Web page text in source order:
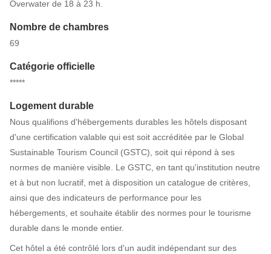
Overwater de 18 à 23 h.
Nombre de chambres
69
Catégorie officielle
*****
Logement durable
Nous qualifions d'hébergements durables les hôtels disposant
d'une certification valable qui est soit accréditée par le Global
Sustainable Tourism Council (GSTC), soit qui répond à ses
normes de manière visible. Le GSTC, en tant qu'institution neutre
et à but non lucratif, met à disposition un catalogue de critères,
ainsi que des indicateurs de performance pour les
hébergements, et souhaite établir des normes pour le tourisme
durable dans le monde entier.
Cet hôtel a été contrôlé lors d'un audit indépendant sur des